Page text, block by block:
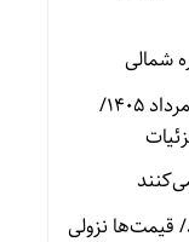
شمالی
قیمت طلا و سکه امروز دوشنبه 19مرداد 1405/